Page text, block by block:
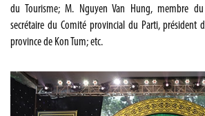
du Tourisme; M. Nguyen Van Hung, membre
secrétaire du Comité provincial du Parti, président
province de Kon Tum; etc.